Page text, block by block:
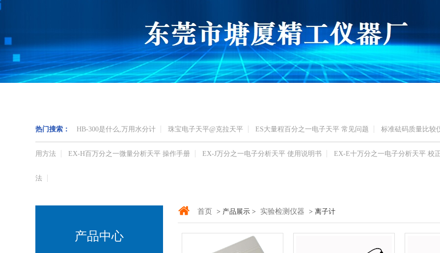
热门搜索： HB-300是什么,万用水分计 珠宝电子天平@克拉天平 ES大量程百分之一电子天平 常见问题 标准砝码质量比较
用方法 EX-H百万分之一微量分析天平 操作手册 EX-J万分之一电子分析天平 使用说明书 EX-E十万分之一电子分析天平 校
法
产品中心
首页 > 产品展示 > 实验检测仪器 > 离子计